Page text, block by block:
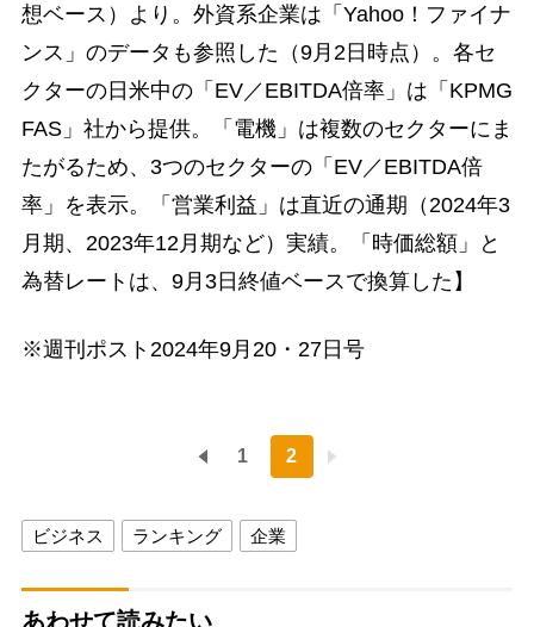
想ベース）より。外資系企業は「Yahoo！ファイナ
ンス」のデータも参照した（9月2日時点）。各セ
クターの日米中の「EV／EBITDA倍率」は「KPMG
FAS」社から提供。「電機」は複数のセクターにま
たがるため、3つのセクターの「EV／EBITDA倍
率」を表示。「営業利益」は直近の通期（2024年3
月期、2023年12月期など）実績。「時価総額」と
為替レートは、9月3日終値ベースで換算した】
※週刊ポスト2024年9月20・27日号
1 2
ビジネス ランキング 企業
あわせて読みたい